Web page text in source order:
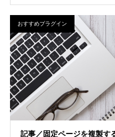
おすすめプラグイン
記事／固定ページを複製す